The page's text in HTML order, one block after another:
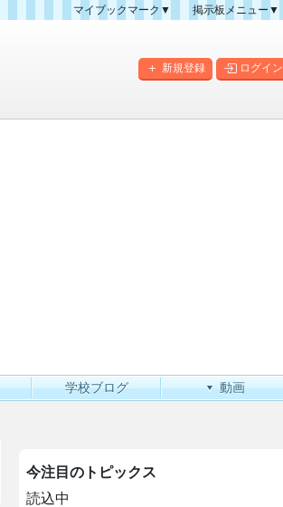
マイブックマーク▼
掲示板メニュー▼
掲示板マップ
新規登録 ログイン
学校ブログ 動画
今注目のトピックス
読込中